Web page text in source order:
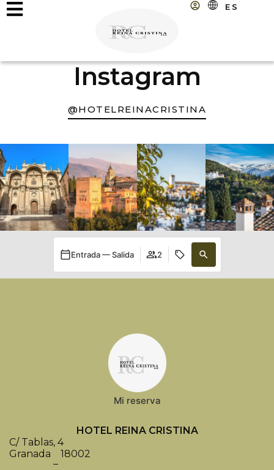
ES
Instagram
@HOTELREINACRISTINA
Entrada — Salida 2
Mi reserva
HOTEL REINA CRISTINA
C/ Tablas, 4
Granada
–
18002